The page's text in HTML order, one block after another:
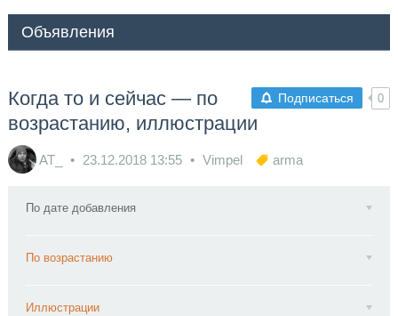
Объявления
Подписаться 0
Когда то и сейчас — по
возрастанию, иллюстрации
AT_ 23.12.2018 13:55 Vimpel arma
По дате добавления
По возрастанию
Иллюстрации